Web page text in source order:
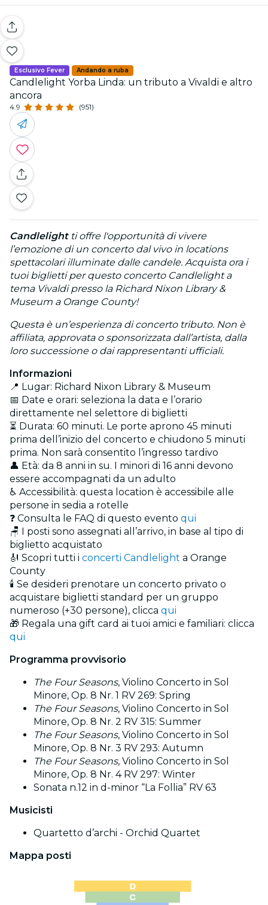
Esclusivo Fever Andando a ruba
Candlelight Yorba Linda: un tributo a Vivaldi e altro
ancora
4.9 (951)
Candlelightti offre l'opportunità di vivere
l’emozione di un concerto dal vivo in locations
spettacolari illuminate dalle candele. Acquista ora i
tuoi biglietti per questo concerto Candlelight a
tema Vivaldi presso la Richard Nixon Library &
Museum a Orange County!
Questa è un’esperienza di concerto tributo. Non è
affiliata, approvata o sponsorizzata dall’artista, dalla
loro successione o dai rappresentanti ufficiali.
Informazioni
📍 Lugar: Richard Nixon Library & Museum
📅 Date e orari: seleziona la data e l’orario
direttamente nel selettore di biglietti
⏳ Durata: 60 minuti. Le porte aprono 45 minuti
prima dell’inizio del concerto e chiudono 5 minuti
prima. Non sarà consentito l’ingresso tardivo
👤 Età: da 8 anni in su. I minori di 16 anni devono
essere accompagnati da un adulto
♿ Accessibilità: questa location è accessibile alle
persone in sedia a rotelle
❓ Consulta le FAQ di questo evento qui
🪑 I posti sono assegnati all’arrivo, in base al tipo di
biglietto acquistato
🎻 Scopri tutti i concerti Candlelight a Orange
County
🕯️ Se desideri prenotare un concerto privato o
acquistare biglietti standard per un gruppo
numeroso (+30 persone), clicca qui
🎁 Regala una gift card ai tuoi amici e familiari: clicca
qui
Programma provvisorio
The Four Seasons, Violino Concerto in Sol
Minore, Op. 8 Nr. 1 RV 269: Spring
The Four Seasons, Violino Concerto in Sol
Minore, Op. 8 Nr. 2 RV 315: Summer
The Four Seasons, Violino Concerto in Sol
Minore, Op. 8 Nr. 3 RV 293: Autumn
The Four Seasons, Violino Concerto in Sol
Minore, Op. 8 Nr. 4 RV 297: Winter
Sonata n.12 in d-minor “La Follia” RV 63
Musicisti
Quartetto d’archi - Orchid Quartet
Mappa posti